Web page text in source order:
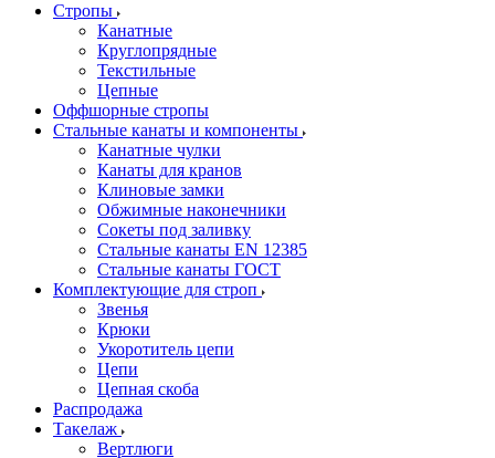
Стропы
Канатные
Круглопрядные
Текстильные
Цепные
Оффшорные стропы
Стальные канаты и компоненты
Канатные чулки
Канаты для кранов
Клиновые замки
Обжимные наконечники
Сокеты под заливку
Стальные канаты EN 12385
Стальные канаты ГОСТ
Комплектующие для строп
Звенья
Крюки
Укоротитель цепи
Цепи
Цепная скоба
Распродажа
Такелаж
Вертлюги